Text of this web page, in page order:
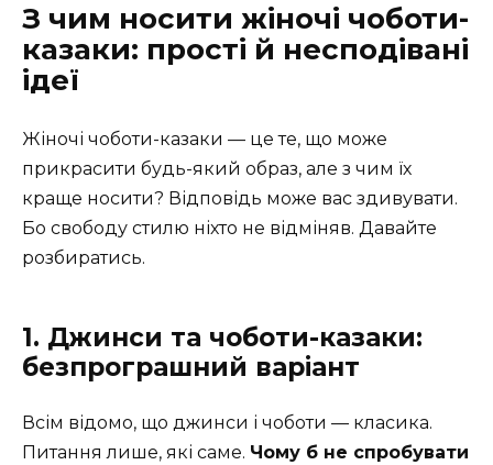
З чим носити жіночі чоботи-
казаки: прості й несподівані
ідеї
Жіночі чоботи-казаки — це те, що може
прикрасити будь-який образ, але з чим їх
краще носити? Відповідь може вас здивувати.
Бо свободу стилю ніхто не відміняв. Давайте
розбиратись.
1. Джинси та чоботи-казаки:
безпрограшний варіант
Всім відомо, що джинси і чоботи — класика.
Питання лише, які саме. Чому б не спробувати